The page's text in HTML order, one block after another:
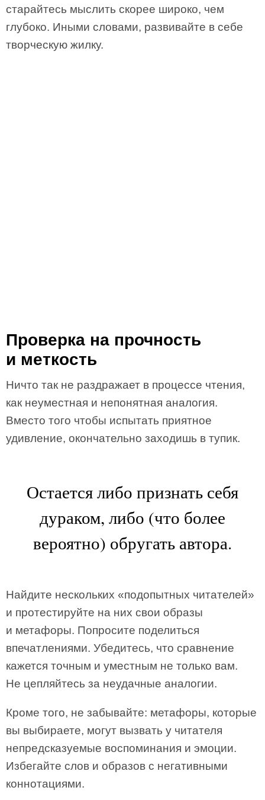
старайтесь мыслить скорее широко, чем
глубоко. Иными словами, развивайте в себе
творческую жилку.
Проверка на прочность
и меткость
Ничто так не раздражает в процессе чтения,
как неуместная и непонятная аналогия.
Вместо того чтобы испытать приятное
удивление, окончательно заходишь в тупик.
Остается либо признать себя
дураком, либо (что более
вероятно) обругать автора.
Найдите нескольких «подопытных читателей»
и протестируйте на них свои образы
и метафоры. Попросите поделиться
впечатлениями. Убедитесь, что сравнение
кажется точным и уместным не только вам.
Не цепляйтесь за неудачные аналогии.
Кроме того, не забывайте: метафоры, которые
вы выбираете, могут вызвать у читателя
непредсказуемые воспоминания и эмоции.
Избегайте слов и образов с негативными
коннотациями.